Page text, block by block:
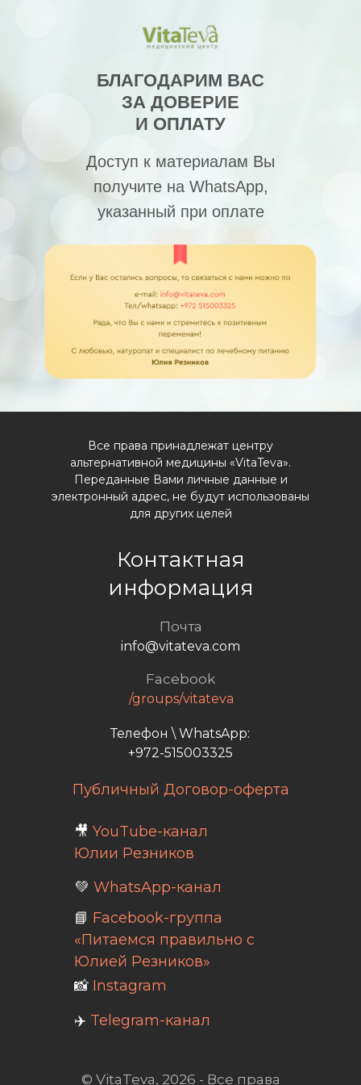
БЛАГОДАРИМ ВАС
ЗА ДОВЕРИЕ
И ОПЛАТУ
Доступ к материалам Вы
получите на WhatsApp,
указанный при оплате
Все права принадлежат центру
альтернативной медицины «VitaTeva».
Переданные Вами личные данные и
электронный адрес, не будут использованы
для других целей
© VitaTeva, 2026 - Все права
Контактная
информация
Почта
Facebook
info@vitateva.com
/groups/vitateva
Телефон \ WhatsApp:
+972-515003325
Публичный Договор-оферта
🎥 YouTube-канал
Юлии Резников
📘 Facebook-группа
«Питаемся правильно с
Юлией Резников»
💚 WhatsApp-канал
📸 Instagram
✈️ Telegram-канал